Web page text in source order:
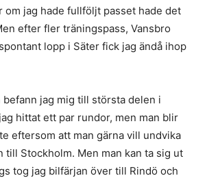
om jag hade fullföljt passet hade det
efter fler träningspass, Vansbro
lopp i Säter fick jag ändå ihop
befann jag mig till största delen i
hittat ett par rundor, men man blir
eftersom att man gärna vill undvika
till Stockholm. Men man kan ta sig ut
tog jag bilfärjan över till Rindö och